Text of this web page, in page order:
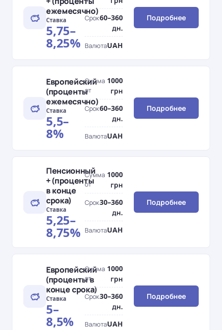
ежемесячно)
Ставка
5,75–
8,25%
Срок60–360
дн.
ВалютаUAH
Подробнее
Европейский
(проценты
ежемесячно)
Ставка
5,5–
8%
Сумма
от
1000
грн
Срок60–360
дн.
ВалютаUAH
Подробнее
Пенсионный
+ (проценты
в конце
срока)
Ставка
5,25–
8,75%
Сумма
от
1000
грн
Срок30–360
дн.
ВалютаUAH
Подробнее
Европейский
(проценты в
конце срока)
Ставка
5–
8,5%
Сумма
от
1000
грн
Срок30–360
дн.
ВалютаUAH
Подробнее